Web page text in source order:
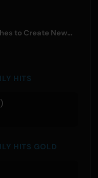
Synxro Project Launches to Create New IP from Fictional Anime Openings
HITS
HITS GOLD